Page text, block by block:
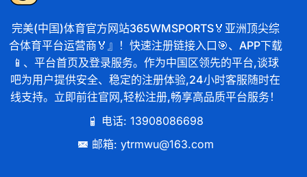
完美(中国)体育官方网站365WMSPORTS🏅亚洲顶尖综
合体育平台运营商🏅』！快速注册链接入口🎯、APP下载
📱、平台首页及登录服务。作为中国区领先的平台,谈球
吧为用户提供安全、稳定的注册体验,24小时客服随时在
线支持。立即前往官网,轻松注册,畅享高品质平台服务！
电话: 13908086698
邮箱: ytrmwu@163.com